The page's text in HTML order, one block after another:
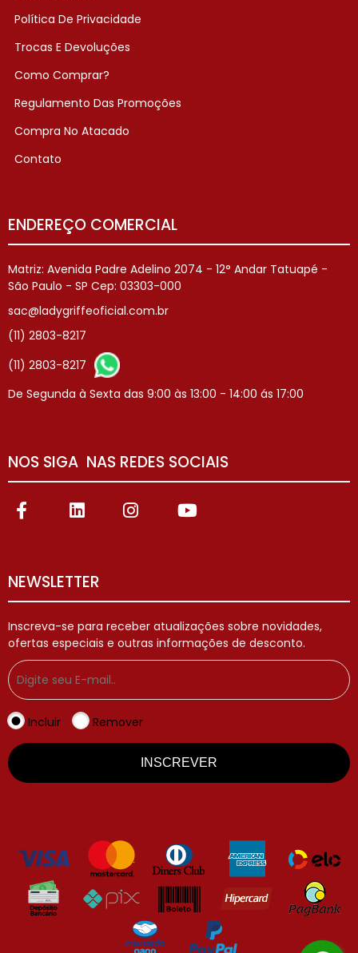
Política De Privacidade
Trocas E Devoluções
Como Comprar?
Regulamento Das Promoções
Compra No Atacado
Contato
ENDEREÇO COMERCIAL
Matriz: Avenida Padre Adelino 2074 - 12° Andar Tatuapé -
São Paulo - SP Cep: 03303-000
sac@ladygriffeoficial.com.br
(11) 2803-8217
(11) 2803-8217
De Segunda à Sexta das 9:00 às 13:00 - 14:00 ás 17:00
NOS SIGA NAS REDES SOCIAIS
NEWSLETTER
Inscreva-se para receber atualizações sobre novidades,
ofertas especiais e outras informações de desconto.
Incluir Remover
INSCREVER